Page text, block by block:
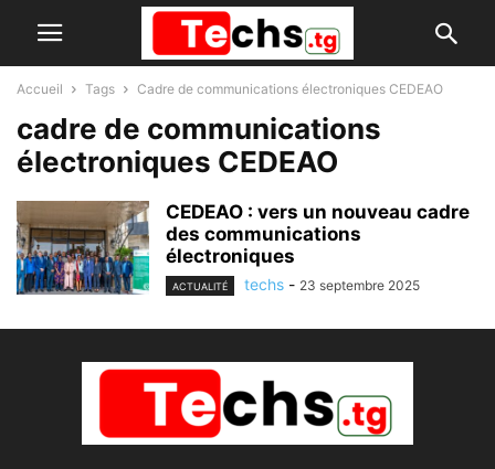
Accueil Tags Cadre de communications électroniques CEDEAO
cadre de communications
électroniques CEDEAO
CEDEAO : vers un nouveau cadre
des communications
électroniques
ACTUALITÉ techs - 23 septembre 2025